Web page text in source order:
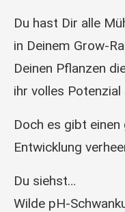
Du hast Dir alle
in Deinem Grow-
Deinen Pflanzen
ihr volles
Doch es gibt
Entwicklung
Du siehst…
Wilde pH-